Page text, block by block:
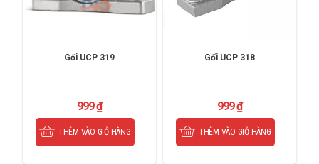
Gối UCP 319
999₫
THÊM VÀO GIỎ HÀNG
Gối UCP 318
999₫
THÊM VÀO GIỎ HÀNG